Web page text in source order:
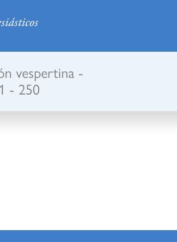
vespertina -
- 250